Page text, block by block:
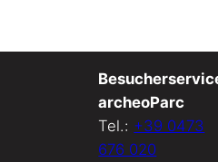
archeoParc
Tel.: +39 0473
676 020